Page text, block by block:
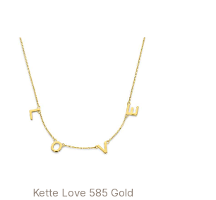
Kette Love 585 Gold